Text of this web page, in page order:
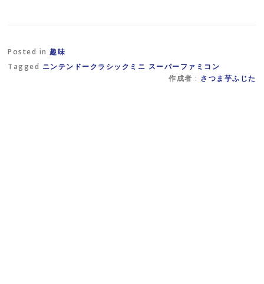
Posted in趣味
Tagged ニンテンドークラシックミニ スーパーファミコン
作成者 : さつま芋ふじた